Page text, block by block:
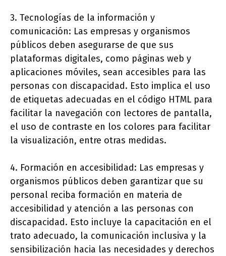
3. Tecnologías de la información y
comunicación: Las empresas y organismos
públicos deben asegurarse de que sus
plataformas digitales, como páginas web y
aplicaciones móviles, sean accesibles para las
personas con discapacidad. Esto implica el uso
de etiquetas adecuadas en el código HTML para
facilitar la navegación con lectores de pantalla,
el uso de contraste en los colores para facilitar
la visualización, entre otras medidas.
4. Formación en accesibilidad: Las empresas y
organismos públicos deben garantizar que su
personal reciba formación en materia de
accesibilidad y atención a las personas con
discapacidad. Esto incluye la capacitación en el
trato adecuado, la comunicación inclusiva y la
sensibilización hacia las necesidades y derechos